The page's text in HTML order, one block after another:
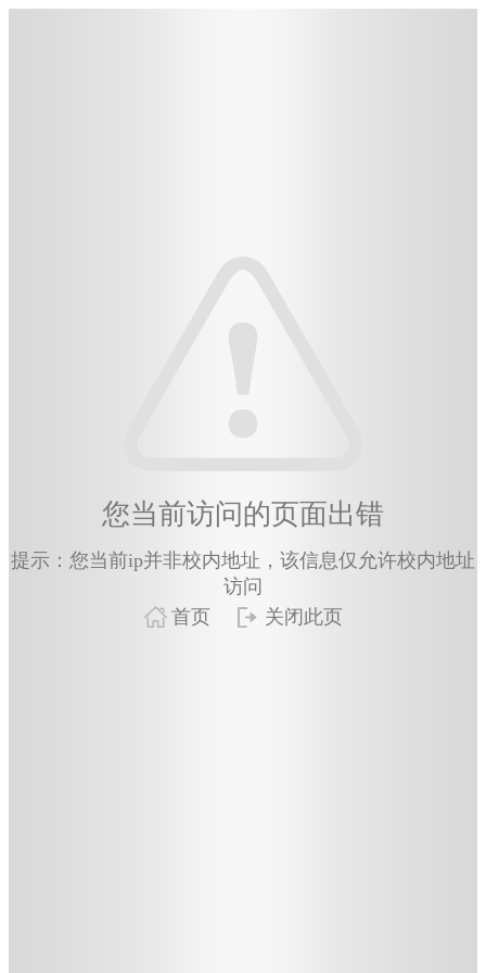
您当前访问的页面出错
提示：您当前ip并非校内地址，该信息仅允许校内地址
访问
首页
关闭此页